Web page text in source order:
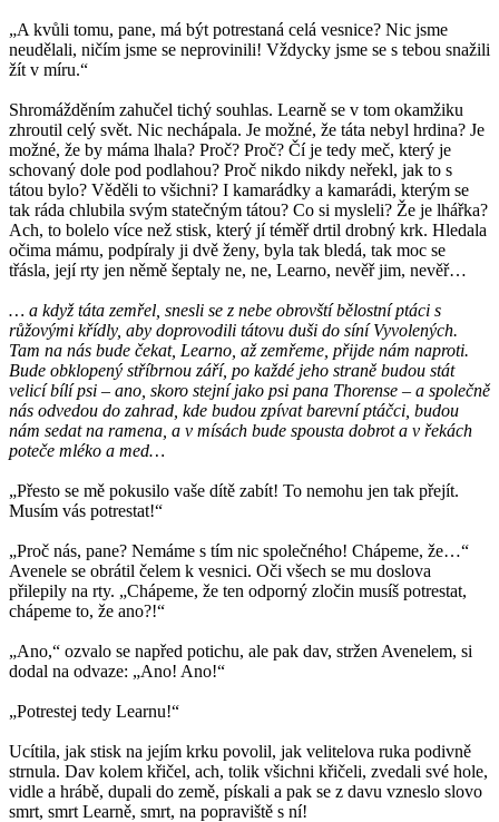
„A kvůli tomu, pane, má být potrestaná celá vesnice? Nic jsme
neudělali, ničím jsme se neprovinili! Vždycky jsme se s tebou snažili
žít v míru.“
Shromážděním zahučel tichý souhlas. Learně se v tom okamžiku
zhroutil celý svět. Nic nechápala. Je možné, že táta nebyl hrdina? Je
možné, že by máma lhala? Proč? Proč? Čí je tedy meč, který je
schovaný dole pod podlahou? Proč nikdo nikdy neřekl, jak to s
tátou bylo? Věděli to všichni? I kamarádky a kamarádi, kterým se
tak ráda chlubila svým statečným tátou? Co si mysleli? Že je lhářka?
Ach, to bolelo více než stisk, který jí téměř drtil drobný krk. Hledala
očima mámu, podpíraly ji dvě ženy, byla tak bledá, tak moc se
třásla, její rty jen němě šeptaly ne, ne, Learno, nevěř jim, nevěř…
… a když táta zemřel, snesli se z nebe obrovští bělostní ptáci s
růžovými křídly, aby doprovodili tátovu duši do síní Vyvolených.
Tam na nás bude čekat, Learno, až zemřeme, přijde nám naproti.
Bude obklopený stříbrnou září, po každé jeho straně budou stát
velicí bílí psi – ano, skoro stejní jako psi pana Thorense – a společně
nás odvedou do zahrad, kde budou zpívat barevní ptáčci, budou
nám sedat na ramena, a v mísách bude spousta dobrot a v řekách
poteče mléko a med…
„Přesto se mě pokusilo vaše dítě zabít! To nemohu jen tak přejít.
Musím vás potrestat!“
„Proč nás, pane? Nemáme s tím nic společného! Chápeme, že…“
Avenele se obrátil čelem k vesnici. Oči všech se mu doslova
přilepily na rty. „Chápeme, že ten odporný zločin musíš potrestat,
chápeme to, že ano?!“
„Ano,“ ozvalo se napřed potichu, ale pak dav, stržen Avenelem, si
dodal na odvaze: „Ano! Ano!“
„Potrestej tedy Learnu!“
Ucítila, jak stisk na jejím krku povolil, jak velitelova ruka podivně
strnula. Dav kolem křičel, ach, tolik všichni křičeli, zvedali své hole,
vidle a hrábě, dupali do země, pískali a pak se z davu vzneslo slovo
smrt, smrt Learně, smrt, na popraviště s ní!